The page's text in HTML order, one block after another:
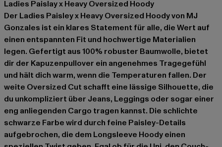
Ladies Paislay x Heavy Oversized Hoody
Der Ladies Paisley x Heavy Oversized Hoody von MJ
Gonzales ist ein klares Statement für alle, die Wert auf
einen entspannten Fit und hochwertige Materialien
legen. Gefertigt aus 100% robuster Baumwolle, bietet
dir der Kapuzenpullover ein angenehmes Tragegefühl
und hält dich warm, wenn die Temperaturen fallen. Der
weite Oversized Cut schafft eine lässige Silhouette, die
du unkompliziert über Jeans, Leggings oder sogar einer
eng anliegenden Cargo tragen kannst. Die schlichte
schwarze Farbe wird durch feine Paisley-Details
aufgebrochen, die dem Longsleeve Hoody einen